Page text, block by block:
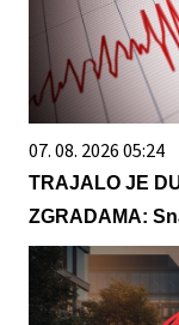
07. 08. 2026 05:24
TRAJALO JE
ZGRADAMA: